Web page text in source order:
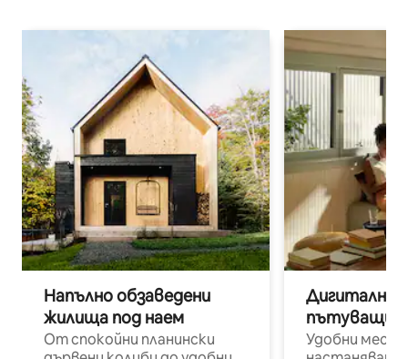
Напълно обзаведени
жилища под наем
От спокойни планински
Дигитални
пътуващи
Удобни